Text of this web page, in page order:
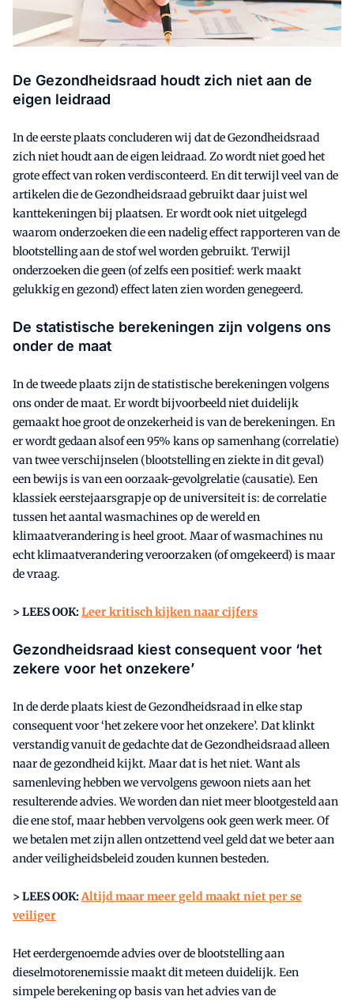
De Gezondheidsraad houdt zich niet aan de
eigen leidraad
In de eerste plaats concluderen wij dat de Gezondheidsraad
zich niet houdt aan de eigen leidraad. Zo wordt niet goed het
grote effect van roken verdisconteerd. En dit terwijl veel van de
artikelen die de Gezondheidsraad gebruikt daar juist wel
kanttekeningen bij plaatsen. Er wordt ook niet uitgelegd
waarom onderzoeken die een nadelig effect rapporteren van de
blootstelling aan de stof wel worden gebruikt. Terwijl
onderzoeken die geen (of zelfs een positief: werk maakt
gelukkig en gezond) effect laten zien worden genegeerd.
De statistische berekeningen zijn volgens ons
onder de maat
In de tweede plaats zijn de statistische berekeningen volgens
ons onder de maat. Er wordt bijvoorbeeld niet duidelijk
gemaakt hoe groot de onzekerheid is van de berekeningen. En
er wordt gedaan alsof een 95% kans op samenhang (correlatie)
van twee verschijnselen (blootstelling en ziekte in dit geval)
een bewijs is van een oorzaak-gevolgrelatie (causatie). Een
klassiek eerstejaarsgrapje op de universiteit is: de correlatie
tussen het aantal wasmachines op de wereld en
klimaatverandering is heel groot. Maar of wasmachines nu
echt klimaatverandering veroorzaken (of omgekeerd) is maar
de vraag.
> LEES OOK:Leer kritisch kijken naar cijfers
Gezondheidsraad kiest consequent voor ‘het
zekere voor het onzekere’
In de derde plaats kiest de Gezondheidsraad in elke stap
consequent voor ‘het zekere voor het onzekere’. Dat klinkt
verstandig vanuit de gedachte dat de Gezondheidsraad alleen
naar de gezondheid kijkt. Maar dat is het niet. Want als
samenleving hebben we vervolgens gewoon niets aan het
resulterende advies. We worden dan niet meer blootgesteld aan
die ene stof, maar hebben vervolgens ook geen werk meer. Of
we betalen met zijn allen ontzettend veel geld dat we beter aan
ander veiligheidsbeleid zouden kunnen besteden.
> LEES OOK:Altijd maar meer geld maakt niet per se
veiliger
Het eerdergenoemde advies over de blootstelling aan
dieselmotorenemissie maakt dit meteen duidelijk. Een
simpele berekening op basis van het advies van de